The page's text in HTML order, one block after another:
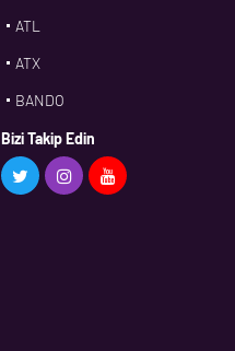
ATL
ATX
BANDO
BMS
CDF
Bizi Takip Edin